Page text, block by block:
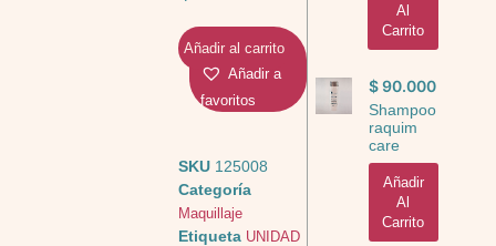
Añadir al carrito
Añadir a
favoritos
SKU 125008
Categoría
Maquillaje
Etiqueta UNIDAD
Al
Carrito
$90.000
Shampoo
raquim
care
Añadir
Al
Carrito